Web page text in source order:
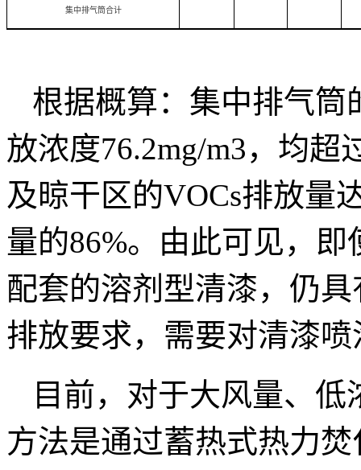
集中排气筒合计
根据概算：集中排气筒
放浓度76.2mg/m3，均
及晾干区的VOCs排放量
量的86%。由此可见，
配套的溶剂型清漆，仍
排放要求，需要对清漆
目前，对于大风量、
方法是通过蓄热式热力